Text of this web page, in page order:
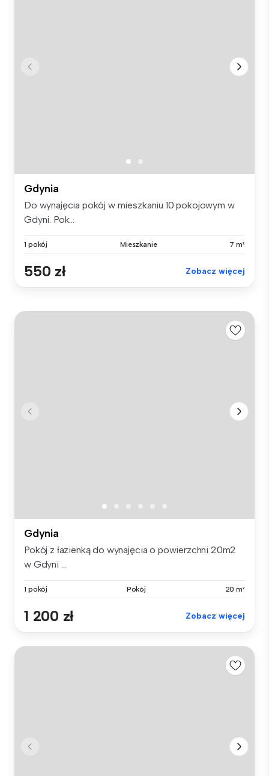
Gdynia
Do wynajęcia pokój w mieszkaniu 10 pokojowym w
Gdyni. Pok...
1 pokój Mieszkanie 7 m²
550 zł Zobacz więcej
Gdynia
Pokój z łazienką do wynajęcia o powierzchni 20m2
w Gdyni ...
1 pokój Pokój 20 m²
1 200 zł Zobacz więcej